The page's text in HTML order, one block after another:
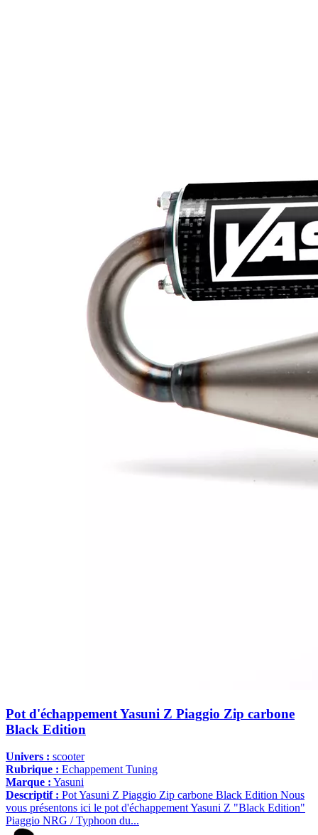
Pot d'échappement Yasuni Z Piaggio Zip carbone
Black Edition
Univers : scooter
Rubrique : Echappement Tuning
Marque : Yasuni
Descriptif : Pot Yasuni Z Piaggio Zip carbone Black Edition Nous
vous présentons ici le pot d'échappement Yasuni Z "Black Edition"
Piaggio NRG / Typhoon du...